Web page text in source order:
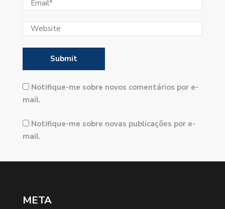
Notifique-me sobre novos comentários por e-
mail.
Notifique-me sobre novas publicações por e-
mail.
META